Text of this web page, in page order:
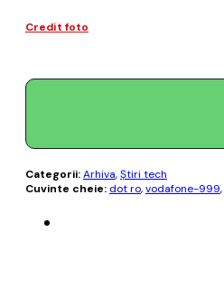
Credit foto
Categorii:Arhiva,Știri tech
Cuvinte cheie: dot ro,vodafone-999,